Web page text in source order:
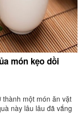
món kẹo dồi
một món ăn vặt
này lâu lâu đã vắng